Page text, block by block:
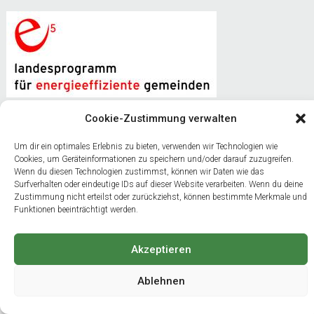
Cookie-Zustimmung verwalten
Um dir ein optimales Erlebnis zu bieten, verwenden wir Technologien wie
Cookies, um Geräteinformationen zu speichern und/oder darauf zuzugreifen.
Wenn du diesen Technologien zustimmst, können wir Daten wie das
Surfverhalten oder eindeutige IDs auf dieser Website verarbeiten. Wenn du deine
Zustimmung nicht erteilst oder zurückziehst, können bestimmte Merkmale und
Funktionen beeinträchtigt werden.
Akzeptieren
Ablehnen